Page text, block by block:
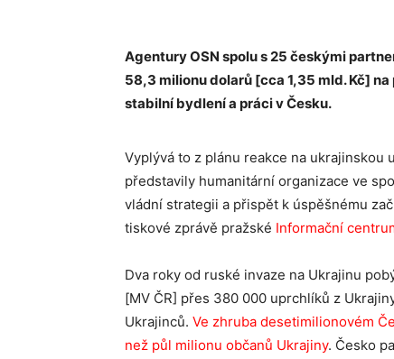
Agentury OSN spolu s 25 českými
58,3 milionu dolarů [cca 1,35 mld. Kč]
stabilní bydlení a práci v Česku.
Vyplývá to z plánu reakce na
představily humanitární organizace ve
vládní strategii a přispět k úspěšnému
tiskové zprávě pražské Informační
Dva roky od ruské invaze na Ukrajinu
[MV ČR] přes 380 000 uprchlíků z
Ukrajinců. Ve zhruba desetimilionovém
než půl milionu občanů Ukrajiny. Česko